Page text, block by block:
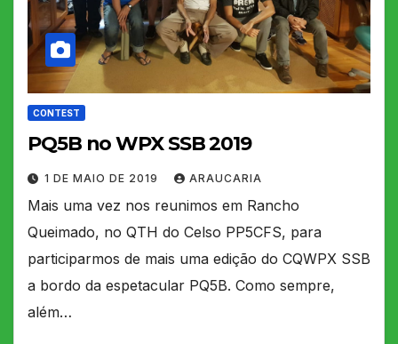
CONTEST
PQ5B no WPX SSB 2019
1 DE MAIO DE 2019 ARAUCARIA
Mais uma vez nos reunimos em Rancho
Queimado, no QTH do Celso PP5CFS, para
participarmos de mais uma edição do CQWPX SSB
a bordo da espetacular PQ5B. Como sempre,
além…